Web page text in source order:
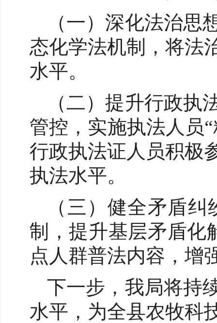
（一）深化法治
态化学法机制，将法
水平。
（二）提升行政
管控，实施执法人员
行政执法证人员积极
执法水平。
（三）健全矛盾
制，提升基层矛盾化
点人群普法内容，增
下一步，我局将持
水平，为全县农牧科